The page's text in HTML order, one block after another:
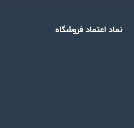
نماد اعتماد فروشگاه